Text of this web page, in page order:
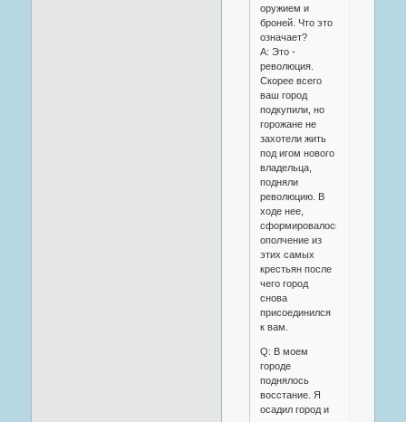
оружием и
броней. Что это
означает?
A: Это -
революция.
Скорее всего
ваш город
подкупили, но
горожане не
захотели жить
под игом нового
владельца,
подняли
революцию. В
ходе нее,
сформировалось
ополчение из
этих самых
крестьян после
чего город
снова
присоединился
к вам.
Q: В моем
городе
поднялось
восстание. Я
осадил город и